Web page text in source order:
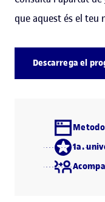
que aquest és el teu
Descarrega el
1a.